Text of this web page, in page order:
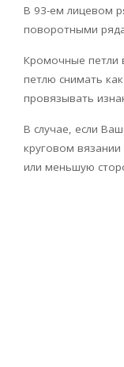
В 93-ем лицевом
поворотными
Кромочные петли
петлю снимать
провязывать
В случае, если
круговом
или меньшую